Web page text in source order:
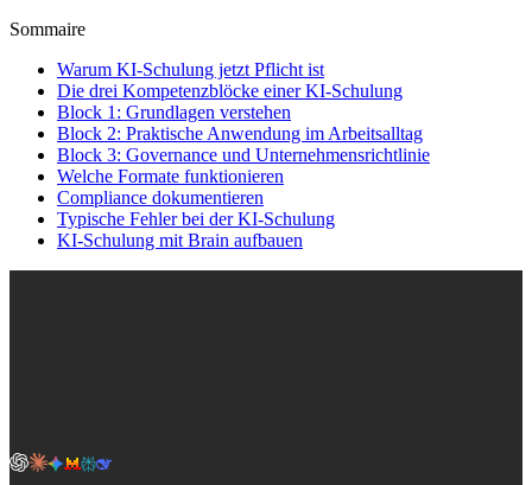
Sommaire
Warum KI-Schulung jetzt Pflicht ist
Die drei Kompetenzblöcke einer KI-Schulung
Block 1: Grundlagen verstehen
Block 2: Praktische Anwendung im Arbeitsalltag
Block 3: Governance und Unternehmensrichtlinie
Welche Formate funktionieren
Compliance dokumentieren
Typische Fehler bei der KI-Schulung
KI-Schulung mit Brain aufbauen